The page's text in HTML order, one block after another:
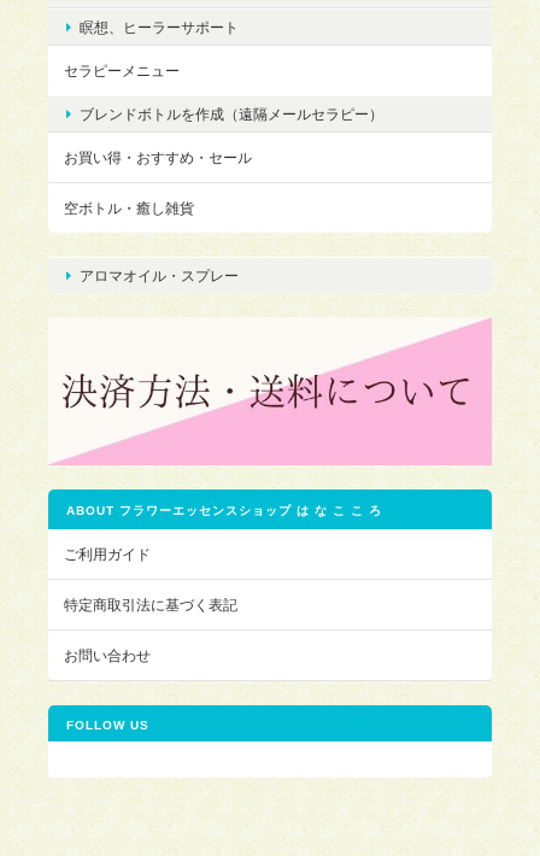
瞑想、ヒーラーサポート
セラピーメニュー
ブレンドボトルを作成（遠隔メールセラピー）
お買い得・おすすめ・セール
空ボトル・癒し雑貨
アロマオイル・スプレー
ABOUT フラワーエッセンスショップ は な こ こ ろ
ご利用ガイド
特定商取引法に基づく表記
お問い合わせ
FOLLOW US